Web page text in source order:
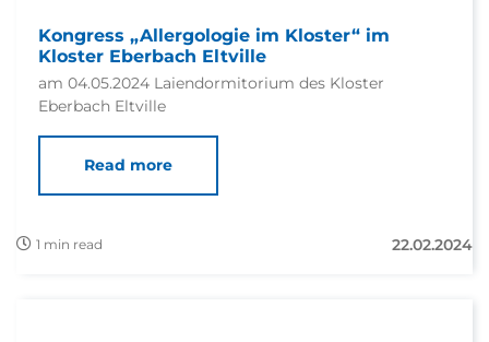
Kongress „Allergologie im Kloster“ im
Kloster Eberbach Eltville
am 04.05.2024 Laiendormitorium des Kloster
Eberbach Eltville
Read more
1 min read 22.02.2024